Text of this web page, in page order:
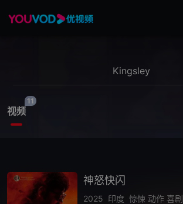
视频
11
神怒快闪
2025 印度 惊悚 动作 喜剧